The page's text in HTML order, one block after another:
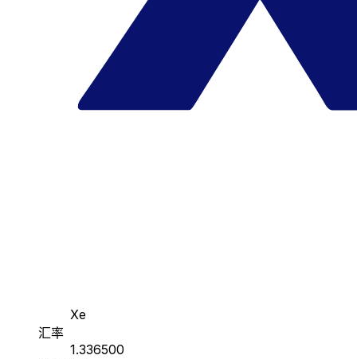
Xe
汇率
1.336500